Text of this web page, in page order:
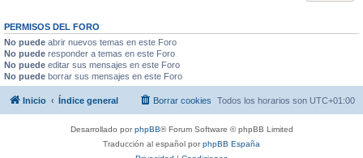
PERMISOS DEL FORO
No puede abrir nuevos temas en este Foro
No puede responder a temas en este Foro
No puede editar sus mensajes en este Foro
No puede borrar sus mensajes en este Foro
Inicio Índice general Todos los horarios son UTC+01:00
Borrar cookies
Desarrollado porphpBB® Forum Software © phpBB Limited
Traducción al español porphpBB España